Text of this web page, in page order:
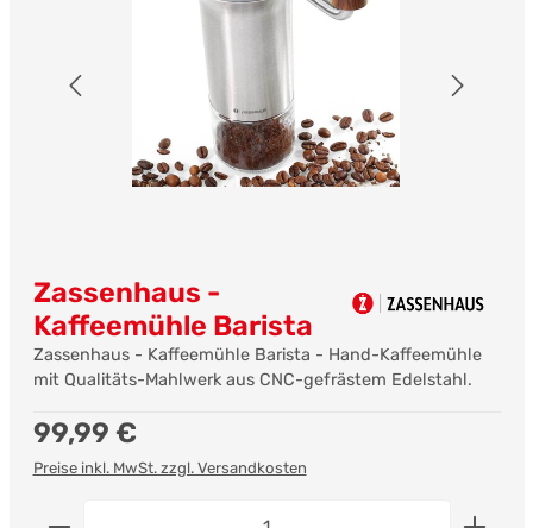
Zassenhaus -
Kaffeemühle Barista
Zassenhaus - Kaffeemühle Barista - Hand-Kaffeemühle
mit Qualitäts-Mahlwerk aus CNC-gefrästem Edelstahl.
Regulärer Preis:
99,99 €
Preise inkl. MwSt. zzgl. Versandkosten
Produkt Anzahl: Gib den gewünschten Wert ein